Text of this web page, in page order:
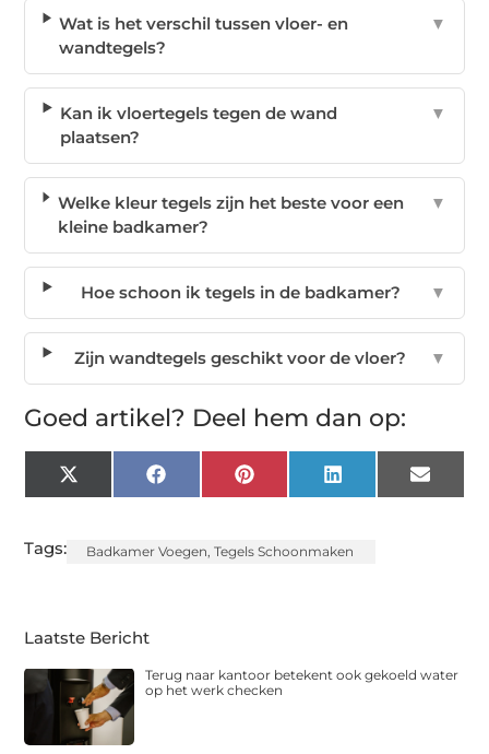
Wat is het verschil tussen vloer- en
wandtegels?
▼
Kan ik vloertegels tegen de wand
plaatsen?
▼
Welke kleur tegels zijn het beste voor een
kleine badkamer?
▼
Hoe schoon ik tegels in de badkamer? ▼
Zijn wandtegels geschikt voor de vloer? ▼
Goed artikel? Deel hem dan op:
X
(Twitter)
FacebookPinterest LinkedIn Email
Tags: Badkamer Voegen,Tegels Schoonmaken
Laatste Bericht
Terug naar kantoor betekent ook gekoeld water
op het werk checken